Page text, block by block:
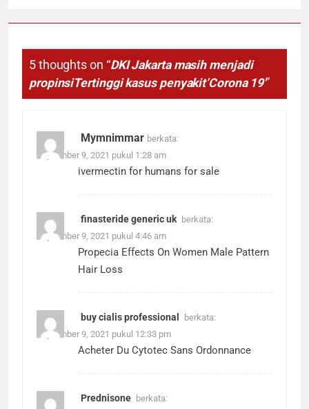
5 thoughts on “DKI Jakarta masih menjadi
propinsiTertinggi kasus penyakit’Corona 19′”
Mymnimmar berkata:
September 9, 2021 pukul 1:28 am
ivermectin for humans for sale
finasteride generic uk berkata:
September 9, 2021 pukul 4:46 am
Propecia Effects On Women Male Pattern
Hair Loss
buy cialis professional
berkata:
September 9, 2021 pukul 12:33 pm
Acheter Du Cytotec Sans Ordonnance
Prednisone berkata: